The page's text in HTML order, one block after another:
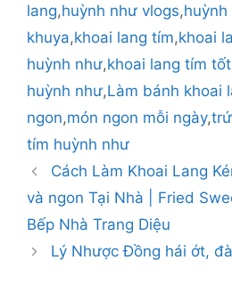
lang,huỳnh như vlogs,huỳnh
khuya,khoai lang tím,khoai
huỳnh như,khoai lang tím
huỳnh như,Làm bánh khoai
ngon,món ngon mỗi ngày,
tím huỳnh như
Cách Làm Khoai Lang
và ngon Tại Nhà | Fried
Bếp Nhà Trang Diệu
Lý Nhược Đồng hái ớt,